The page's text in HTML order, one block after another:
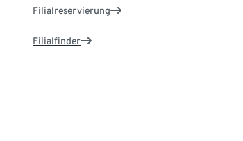
Filialreservierung
Filialfinder